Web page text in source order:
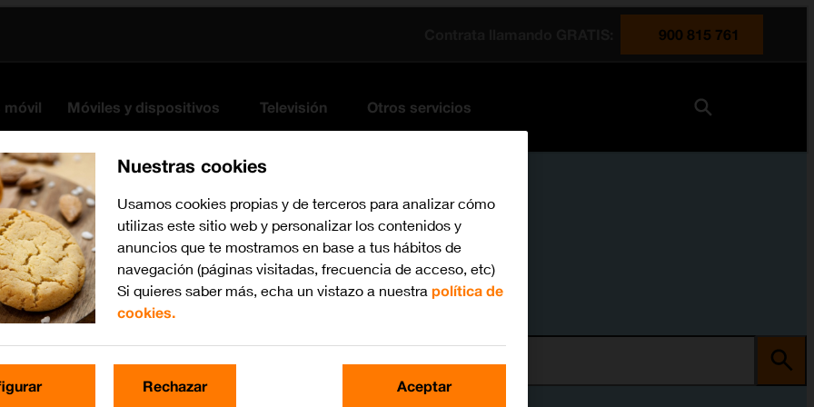
900 815 761
móvil Móviles y dispositivos Televisión Otros servicios
Nuestras cookies
Usamos cookies propias y de terceros para analizar cómo
utilizas este sitio web y personalizar los contenidos y
anuncios que te mostramos en base a tus hábitos de
navegación (páginas visitadas, frecuencia de acceso, etc)
Si quieres saber más, echa un vistazo a nuestra política de
cookies.
Rechazar Aceptar